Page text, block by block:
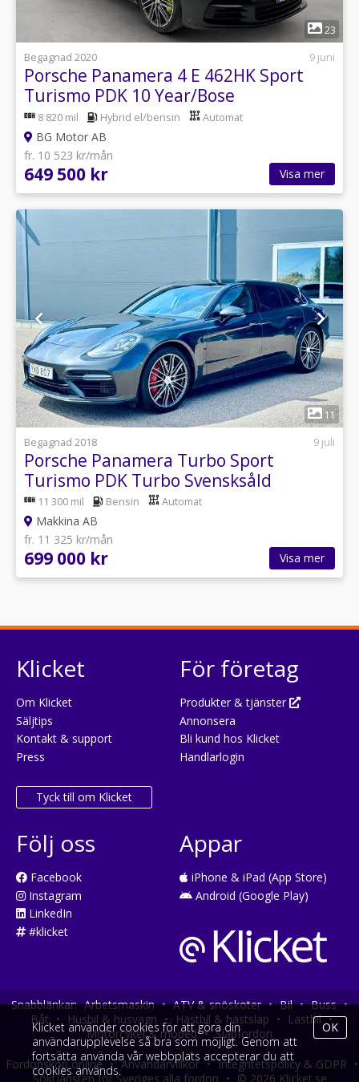
1
23
Begagnad 2020
9 juni
Porsche Panamera 4 E 462HK Sport
Turismo PDK 10 Year/Bose
SUPERKAMPANJ
8 820 mil Hybrid el/bensin Automat
BG Motor AB
fr. 10 523 kr/mån
649 500 kr Visa mer
1
11
Begagnad 2018
9 juli
Porsche Panamera Turbo Sport
Turismo PDK Turbo Svensksåld
11 300 mil Bensin Automat
Makkina AB
fr. 11 325 kr/mån
699 000 kr Visa mer
Klicket
Om Klicket
Säljtips
Kontakt & support
Press
Tyck till om Klicket
För företag
Produkter & tjänster
Annonsera
Bli kund hos Klicket
Handlarlogin
Följ oss
Facebook
Instagram
LinkedIn
#klicket
Appar
iPhone & iPad (App Store)
Android (Google Play)
Snabblänkar: Arbetsmaskin • ATV & snöskoter • Bil • Buss •
Båt • Husbil & husvagn • Hästbil & hästsläp • Lastbil •
Motorcykel & moped • Släpfordon
Fordonsköp online • Användarvillkor • Integritetspolicy & GDPR •
Söktjänsten för Sveriges alla fordon • © 2026 Klicket.se
Klicket använder cookies för att göra din
användarupplevelse så bra som möjligt. Genom att
fortsätta använda vår webbplats accepterar du att
cookies används.
OK